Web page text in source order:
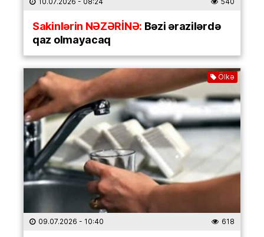
Sakinlərin NƏZƏRİNƏ: Bəzi ərazilərdə
qaz olmayacaq
Ölkə
09.07.2026 - 10:40 618